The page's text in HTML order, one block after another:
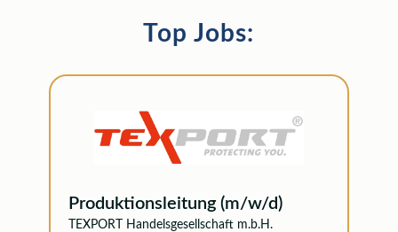
Top Jobs:
Produktionsleitung (m/w/d)
TEXPORT Handelsgesellschaft m.b.H.